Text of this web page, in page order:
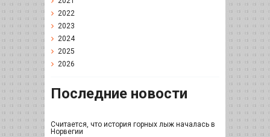
2022
2023
2024
2025
2026
Последние новости
Считается, что история горных лыж началась в
Норвегии